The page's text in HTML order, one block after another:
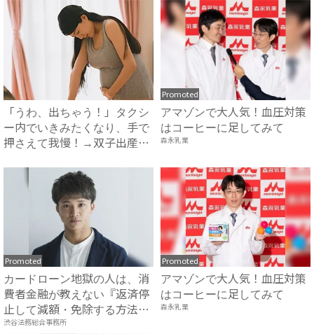
「うわ、出ちゃう！」タクシ
ー内でいきみたくなり、手で
押さえて我慢！→双子出産で
Promoted
アマゾンで大人気！血圧対策
はコーヒーに足してみて
森永乳業
Promoted
カードローン地獄の人は、消
費者金融が教えない『返済停
止して減額・免除する方法』
で...
渋谷法務総合事務所
Promoted
アマゾンで大人気！血圧対策
はコーヒーに足してみて
森永乳業